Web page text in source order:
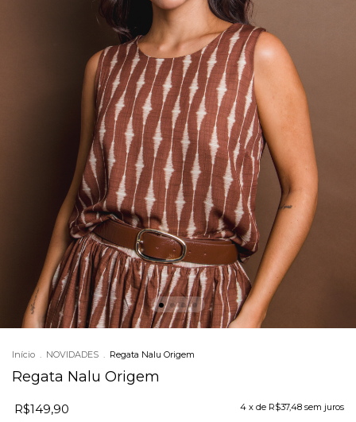
Início . NOVIDADES . Regata Nalu Origem
Regata Nalu Origem
R$149,90 4 x de R$37,48 sem juros